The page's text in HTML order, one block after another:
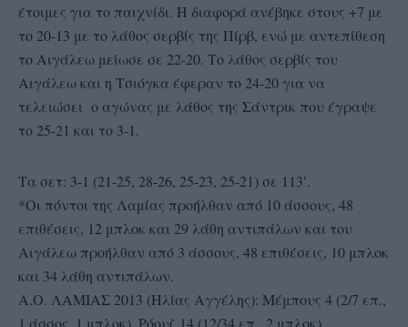
έτοιμες για το παιχνίδι. Η διαφορά ανέβηκε στους +7 με
το 20-13 με το λάθος σερβίς της Πίρβ, ενώ με αντεπίθεση
το Αιγάλεω μείωσε σε 22-20. Το λάθος σερβίς του
Αιγάλεω και η Τσιόγκα έφεραν το 24-20 για να
τελειώσει ο αγώνας με λάθος της Σάντρικ που έγραψε
το 25-21 και το 3-1.
Τα σετ: 3-1 (21-25, 28-26, 25-23, 25-21) σε 113′.
*Οι πόντοι της Λαμίας προήλθαν από 10 άσσους, 48
επιθέσεις, 12 μπλοκ και 29 λάθη αντιπάλων και του
Αιγάλεω προήλθαν από 3 άσσους, 48 επιθέσεις, 10 μπλοκ
και 34 λάθη αντιπάλων.
Α.Ο. ΛΑΜΙΑΣ 2013 (Ηλίας Αγγέλης): Μέμπους 4 (2/7 επ.,
1 άσσος, 1 μπλοκ), Ρόουζ 14 (12/34 επ., 2 μπλοκ),